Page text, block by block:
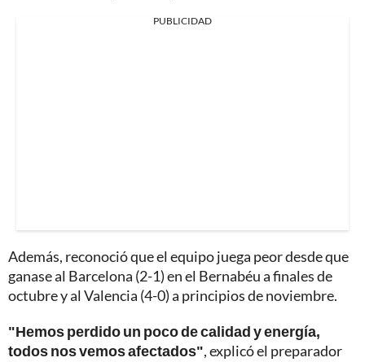
PUBLICIDAD
Además, reconoció que el equipo juega peor desde que
ganase al Barcelona (2-1) en el Bernabéu a finales de
octubre y al Valencia (4-0) a principios de noviembre.
"Hemos perdido un poco de calidad y energía,
todos nos vemos afectados", explicó el preparador